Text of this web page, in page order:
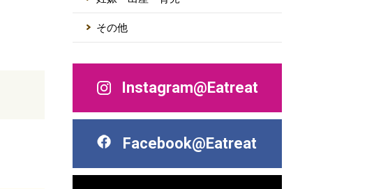
その他
Instagram@Eatreat
Facebook@Eatreat